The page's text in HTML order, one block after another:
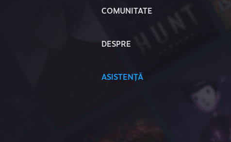
COMUNITATE
DESPRE
ASISTENȚĂ